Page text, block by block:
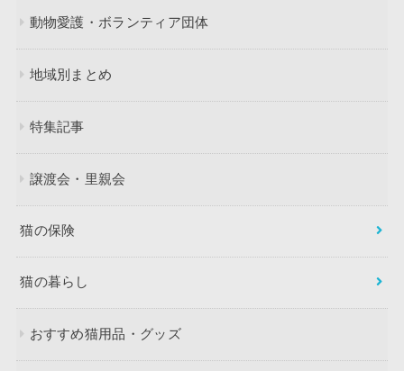
動物愛護・ボランティア団体
地域別まとめ
特集記事
譲渡会・里親会
猫の保険
猫の暮らし
おすすめ猫用品・グッズ